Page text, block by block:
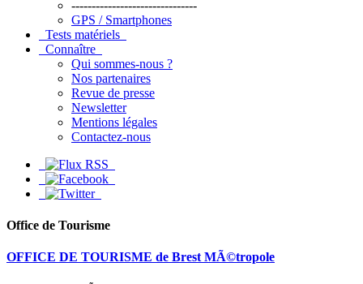
-------------------------------
GPS / Smartphones
Tests matériels
Connaître
Qui sommes-nous ?
Nos partenaires
Revue de presse
Newsletter
Mentions légales
Contactez-nous
Office de Tourisme
OFFICE DE TOURISME de Brest MÃ©tropole